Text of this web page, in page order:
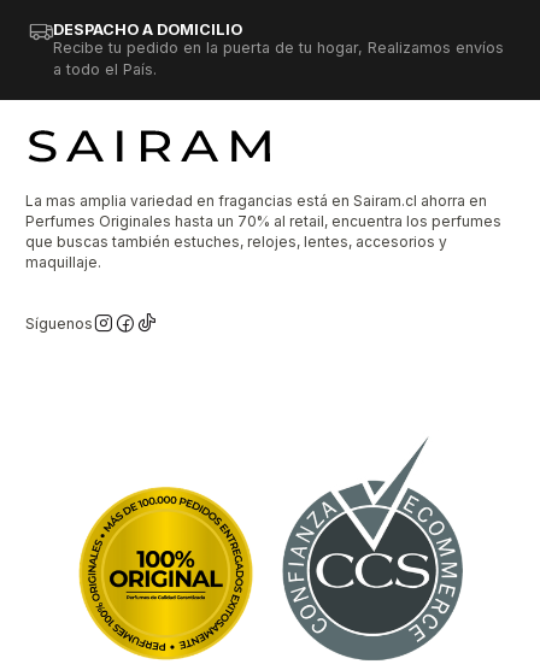
DESPACHO A DOMICILIO
Recibe tu pedido en la puerta de tu hogar, Realizamos envíos
a todo el País.
La mas amplia variedad en fragancias está en Sairam.cl ahorra en
Perfumes Originales hasta un 70% al retail, encuentra los perfumes
que buscas también estuches, relojes, lentes, accesorios y
maquillaje.
Síguenos